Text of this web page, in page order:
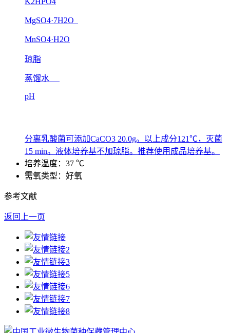
MgSO4·7H2O
MnSO4·H2O
琼脂
蒸馏水
pH
分离乳酸菌可添加CaCO3 20.0g。以上成分121℃，灭菌
15 min。液体培养基不加琼脂。推荐使用成品培养基。
培养温度：37 ℃
需氧类型：好氧
参考文献
返回上一页